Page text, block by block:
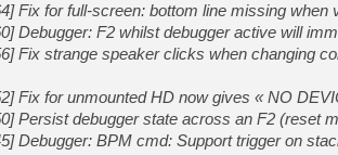
Fix for full-screen: bottom line missing when
Debugger: F2 whilst debugger active will
Fix strange speaker clicks when changing
Fix for unmounted HD now gives « NO
Persist debugger state across an F2 (reset
Debugger: BPM cmd: Support trigger on